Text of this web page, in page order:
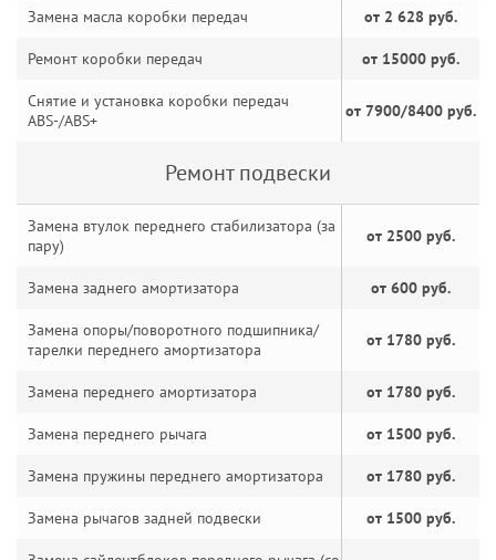
Замена масла коробки передач от 2 628 руб.
Ремонт коробки передач от 15000 руб.
Снятие и установка коробки передач
ABS-/ABS+
от 7900/8400 руб.
Ремонт подвески
Замена втулок переднего стабилизатора (за
пару)
от 2500 руб.
Замена заднего амортизатора от 600 руб.
Замена опоры/поворотного подшипника/
тарелки переднего амортизатора
от 1780 руб.
Замена переднего амортизатора от 1780 руб.
Замена переднего рычага от 1500 руб.
Замена пружины переднего амортизатора от 1780 руб.
Замена рычагов задней подвески от 1500 руб.